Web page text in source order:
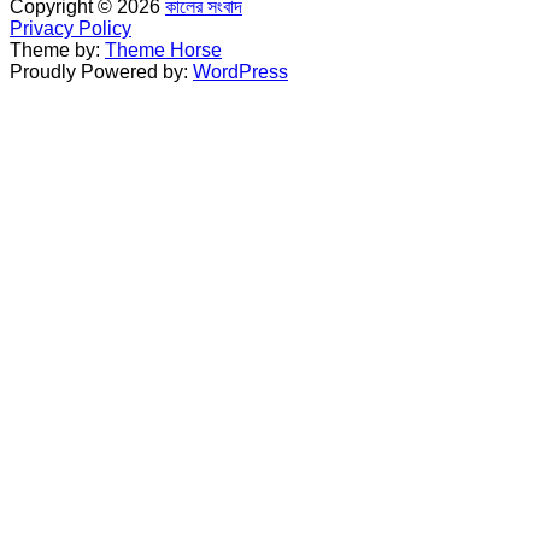
Copyright © 2026 কালের সংবাদ
Privacy Policy
Theme by: Theme Horse
Proudly Powered by: WordPress